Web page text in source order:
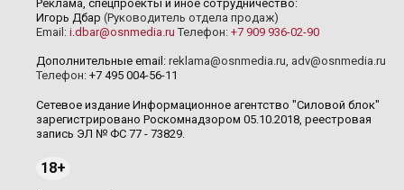
Реклама, спецпроекты и иное сотрудничество:
Игорь Дбар (Руководитель отдела продаж)
Email: i.dbar@osnmedia.ru Телефон: +7 909 936-02-90
Дополнительные email: reklama@osnmedia.ru, adv@osnmedia.ru
Телефон: +7 495 004-56-11
Сетевое издание Информационное агентство "Силовой блок"
зарегистрировано Роскомнадзором 05.10.2018, реестровая
запись ЭЛ № ФС 77 - 73829.
18+